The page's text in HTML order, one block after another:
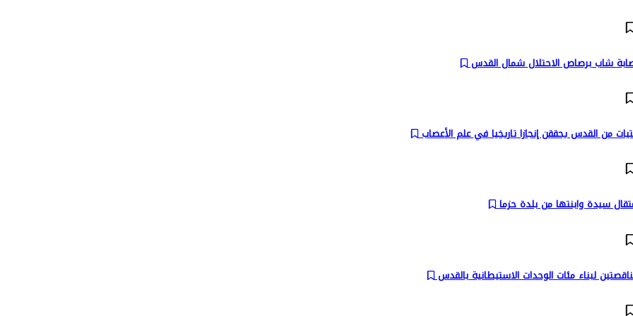
شاب برصاص الاحتلال شمال القدس
من القدس يحققن إنجازا تاريخيا في علم الأعصاب
سيدة وابنتها من بلدة حزما
لبناء مئات الوحدات الاستيطانية بالقدس